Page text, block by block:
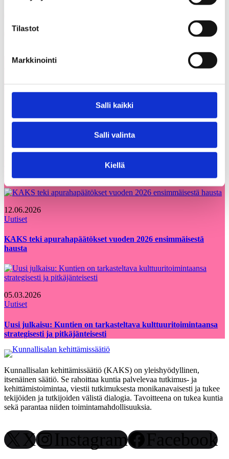
Tilastot
Markkinointi
Salli kaikki
Salli valinta
Kiellä
Share on LinkedIn
Email this Page
näistä
ajankohtaiset
Etsimme Kunnallisalan kehittämissäätiölle
12.06.2026
Uutiset
KAKS teki apurahapäätökset vuoden 2026 ensimmäisestä
hausta
05.03.2026
Uutiset
Uusi julkaisu: Kuntien on tarkasteltava kulttuuritoimintaansa
strategisesti ja pitkäjänteisesti
Kunnallisalan kehittämissäätiö (KAKS) on yleishyödyllinen,
itsenäinen säätiö. Se rahoittaa kuntia palvelevaa tutkimus- ja
kehittämistoimintaa, viestii tutkimuksesta monikanavaisesti ja tukee
tekijöiden ja tutkijoiden välistä dialogia. Tavoitteena on tukea kuntia
sekä parantaa niiden toimintamahdollisuuksia.
X Instagram Facebook